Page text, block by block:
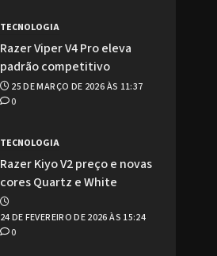
TECNOLOGIA
Razer Viper V4 Pro eleva
padrão competitivo
25 DE MARÇO DE 2026 ÀS 11:37
0
TECNOLOGIA
Razer Kiyo V2 preço e novas
cores Quartz e White
24 DE FEVEREIRO DE 2026 ÀS 15:24
0